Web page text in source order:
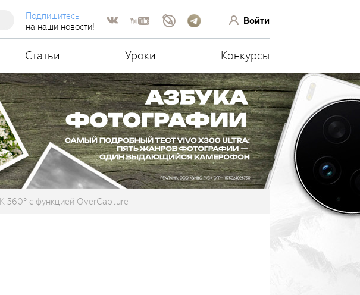
Подпишитесь
на наши новости!
Войти
Статьи Уроки Конкурсы
360° с функцией OverCapture